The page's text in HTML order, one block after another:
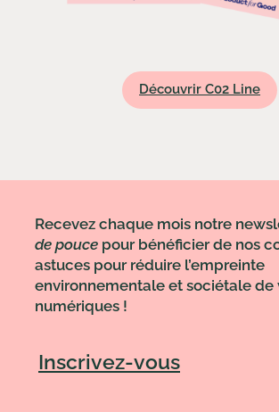
Découvrir C02 Line
Recevez chaque mois notre
de pouce pour bénéficier de nos
astuces pour réduire l’empreinte
environnementale et sociétale de
numériques !
Inscrivez-vous